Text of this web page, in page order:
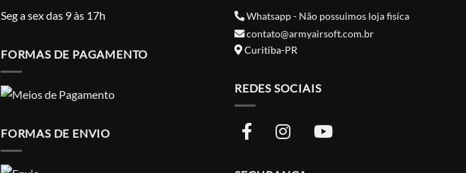
Seg a sex das 9 às 17h
FORMAS DE PAGAMENTO
FORMAS DE ENVIO
Whatsapp - Não possuimos loja fisíca
contato@armyairsoft.com.br
Curitiba-PR
REDES SOCIAIS